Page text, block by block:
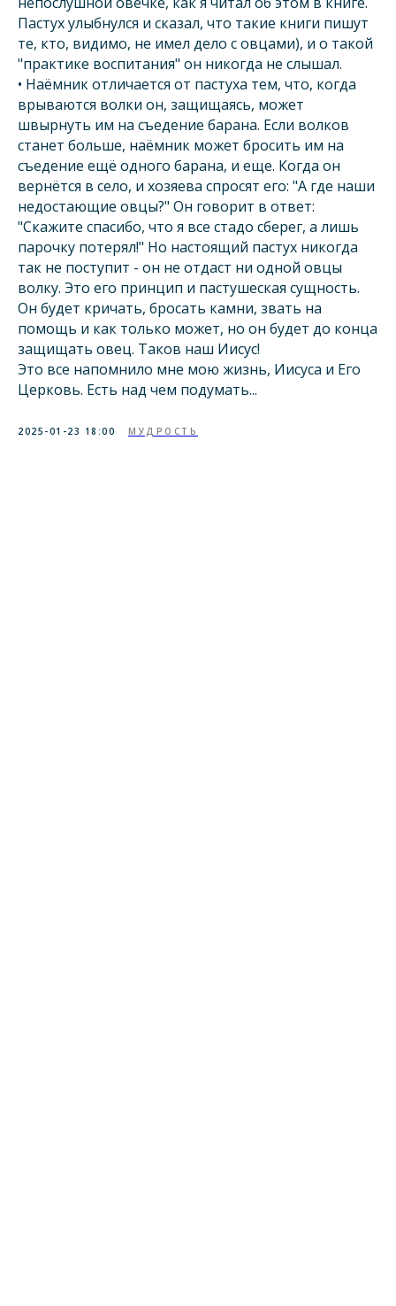
Пастух улыбнулся и сказал, что такие книги пишут
те, кто, видимо, не имел дело с овцами), и о такой
"практике воспитания" он никогда не слышал.
• Наёмник отличается от пастуха тем, что, когда
врываются волки он, защищаясь, может
швырнуть им на съедение барана. Если волков
станет больше, наёмник может бросить им на
съедение ещё одного барана, и еще. Когда он
вернётся в село, и хозяева спросят его: "А где наши
недостающие овцы?" Он говорит в ответ:
"Скажите спасибо, что я все стадо сберег, а лишь
парочку потерял!" Но настоящий пастух никогда
так не поступит - он не отдаст ни одной овцы
волку. Это его принцип и пастушеская сущность.
Он будет кричать, бросать камни, звать на
помощь и как только может, но он будет до конца
защищать овец. Таков наш Иисус!
Это все напомнило мне мою жизнь, Иисуса и Его
Церковь. Есть над чем подумать...
2025-01-23 18:00 МУДРОСТЬ